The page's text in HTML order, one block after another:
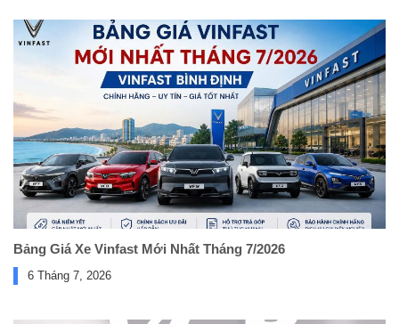
Bảng Giá Xe Vinfast Mới Nhất Tháng 7/2026
6 Tháng 7, 2026